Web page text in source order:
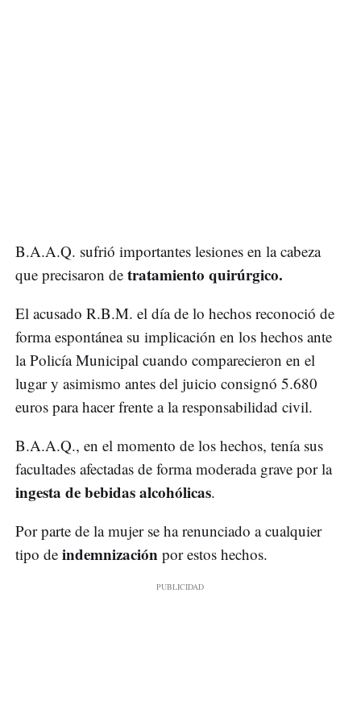
B.A.A.Q. sufrió importantes lesiones en la cabeza
que precisaron de tratamiento quirúrgico.
El acusado R.B.M. el día de lo hechos reconoció de
forma espontánea su implicación en los hechos ante
la Policía Municipal cuando comparecieron en el
lugar y asimismo antes del juicio consignó 5.680
euros para hacer frente a la responsabilidad civil.
B.A.A.Q., en el momento de los hechos, tenía sus
facultades afectadas de forma moderada grave por la
ingesta de bebidas alcohólicas.
Por parte de la mujer se ha renunciado a cualquier
tipo de indemnización por estos hechos.